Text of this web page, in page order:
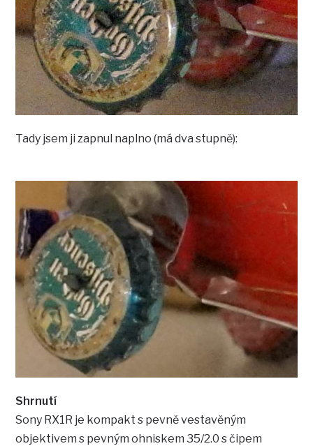
Tady jsem ji zapnul naplno (má dva stupně):
Shrnutí
Sony RX1R je kompakt s pevně vestavěným
objektivem s pevným ohniskem 35/2.0 s čipem